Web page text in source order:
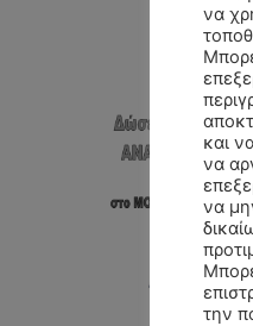
να
και
να
να
την